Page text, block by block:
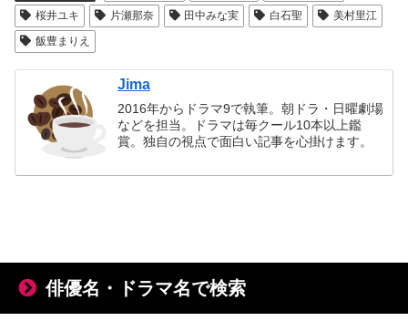
桜井ユキ
片瀬那奈 田中みな実 白石聖
美村里江
飯豊まりえ
Jima
2016年からドラマ9で執筆。朝ドラ・日曜劇場
などを担当。ドラマは毎クール10本以上鑑
賞。独自の視点で面白い記事を心掛けます。
俳優名・ドラマ名で検索